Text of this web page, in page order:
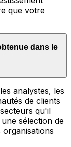
que votre
dans le
analystes, les
de clients
qu'il
sélection de
organisations